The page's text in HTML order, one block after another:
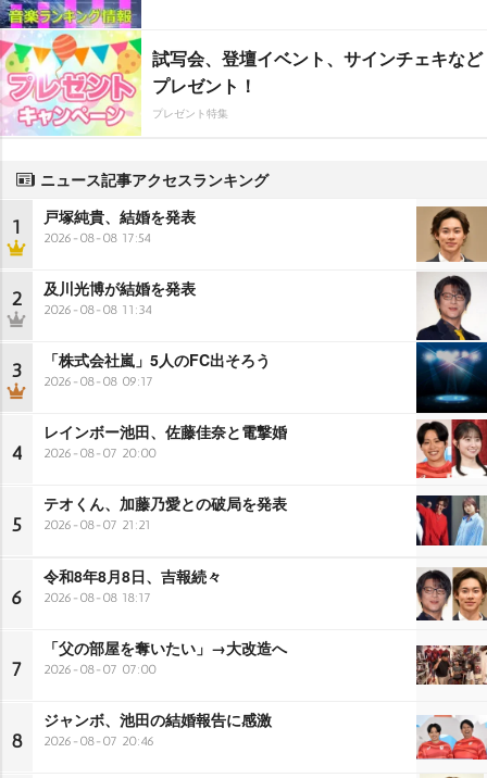
試写会、登壇イベント、サインチェキなど
プレゼント！
プレゼント特集
ニュース記事アクセスランキング
1 戸塚純貴、結婚を発表
2026-08-08 17:54
2 及川光博が結婚を発表
2026-08-08 11:34
3 「株式会社嵐」5人のFC出そろう
2026-08-08 09:17
4
レインボー池田、佐藤佳奈と電撃婚
2026-08-07 20:00
5
テオくん、加藤乃愛との破局を発表
2026-08-07 21:21
6
令和8年8月8日、吉報続々
2026-08-08 18:17
7
「父の部屋を奪いたい」→大改造へ
2026-08-07 07:00
8
ジャンボ、池田の結婚報告に感激
2026-08-07 20:46